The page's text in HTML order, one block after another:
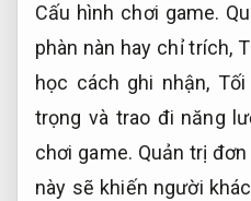
Cấu hình chơi game.
phàn nàn hay chỉ trích,
học cách ghi nhận,
trọng và trao đi năng
chơi game. Quản trị đơn
này sẽ khiến người